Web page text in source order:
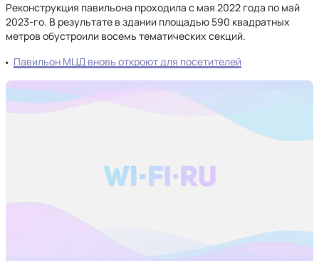
Реконструкция павильона проходила с мая 2022 года по май
2023-го. В результате в здании площадью 590 квадратных
метров обустроили восемь тематических секций.
Павильон МЦД вновь откроют для посетителей